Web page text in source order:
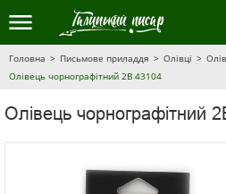
Головна Письмове приладдя Олівці
Олівець чорнографітний 2B 43104
Олівець чорнографітний